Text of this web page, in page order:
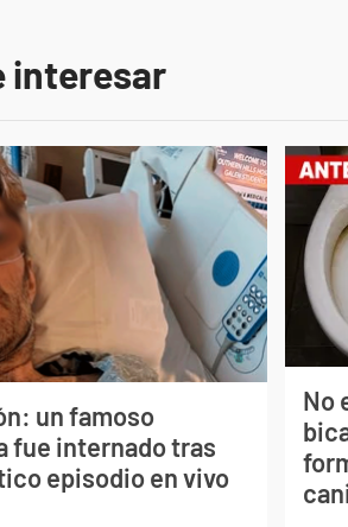
interesar
un famoso
fue internado tras
episodio en vivo
No